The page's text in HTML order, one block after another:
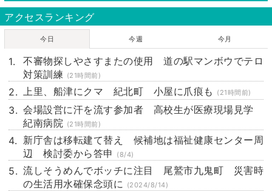
アクセスランキング
今日 今週 今月
不審物探しやさすまたの使用 道の駅マンボウでテロ
対策訓練 (21時間前)
上里、船津にクマ 紀北町 小屋に爪痕も (21時間前)
会場設営に汗を流す参加者 高校生が医療現場見学
紀南病院 (21時間前)
新庁舎は移転建て替え 候補地は福祉健康センター周
辺 検討委から答申
(8/4)
流しそうめんでボッチに注目 尾鷲市九鬼町 災害時
の生活用水確保念頭に (2024/8/14)